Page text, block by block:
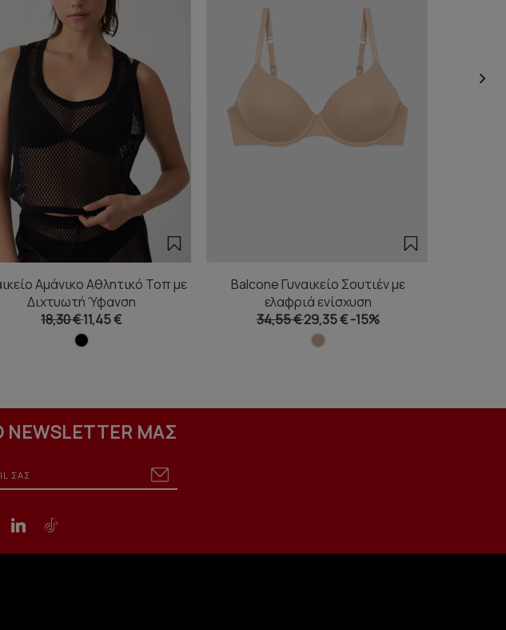
Αμάνικο Αθλητικό Τοπ με
Διχτυωτή Ύφανση
18,30 €11,45 €
Balcone Γυναικείο Σουτιέν με
ελαφριά ενίσχυση
34,55 €29,35 €-15%
ΜΑΣ